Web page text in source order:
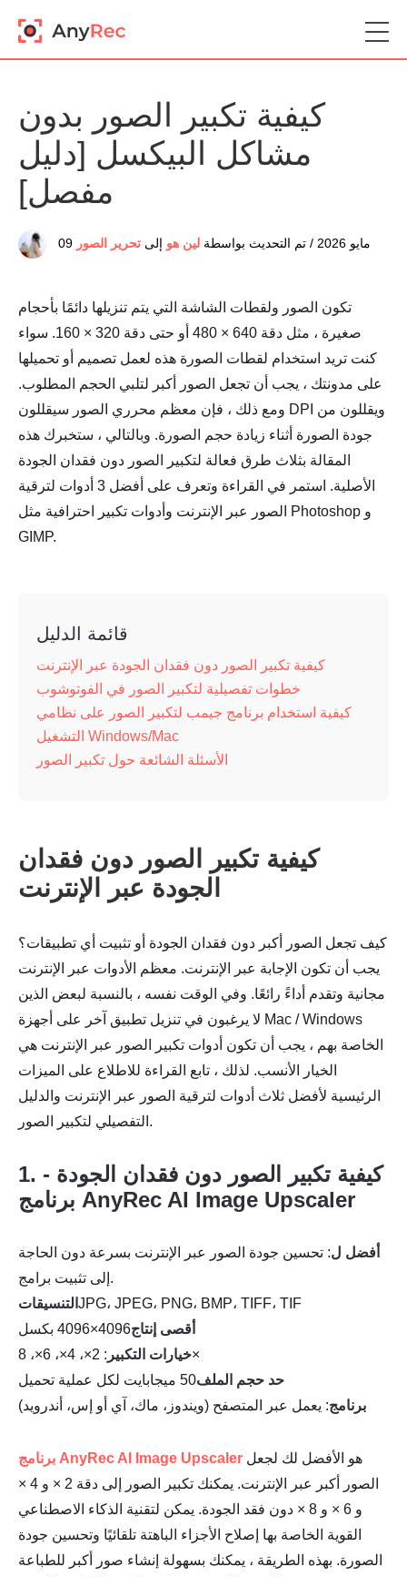
كيفية تكبير الصور بدون
مشاكل البيكسل [دليل
مفصل]
09 مايو 2026 / تم التحديث بواسطة لين هو إلى تحرير الصور
تكون الصور ولقطات الشاشة التي يتم تنزيلها دائمًا بأحجام
صغيرة ، مثل دقة 640 × 480 أو حتى دقة 320 × 160. سواء
كنت تريد استخدام لقطات الصورة هذه لعمل تصميم أو تحميلها
على مدونتك ، يجب أن تجعل الصور أكبر لتلبي الحجم المطلوب.
ومع ذلك ، فإن معظم محرري الصور سيقللون DPI ويقللون من
جودة الصورة أثناء زيادة حجم الصورة. وبالتالي ، ستخبرك هذه
المقالة بثلاث طرق فعالة لتكبير الصور دون فقدان الجودة
الأصلية. استمر في القراءة وتعرف على أفضل 3 أدوات لترقية
الصور عبر الإنترنت وأدوات تكبير احترافية مثل Photoshop و
GIMP.
قائمة الدليل
كيفية تكبير الصور دون فقدان الجودة عبر الإنترنت
خطوات تفصيلية لتكبير الصور في الفوتوشوب
كيفية استخدام برنامج جيمب لتكبير الصور على نظامي
التشغيل Windows/Mac
الأسئلة الشائعة حول تكبير الصور
كيفية تكبير الصور دون فقدان
الجودة عبر الإنترنت
كيف تجعل الصور أكبر دون فقدان الجودة أو تثبيت أي تطبيقات؟
يجب أن تكون الإجابة عبر الإنترنت. معظم الأدوات عبر الإنترنت
مجانية وتقدم أداءً رائعًا. وفي الوقت نفسه ، بالنسبة لبعض الذين
لا يرغبون في تنزيل تطبيق آخر على أجهزة Mac / Windows
الخاصة بهم ، يجب أن تكون أدوات تكبير الصور عبر الإنترنت هي
الخيار الأنسب. لذلك ، تابع القراءة للاطلاع على الميزات
الرئيسية لأفضل ثلاث أدوات لترقية الصور عبر الإنترنت والدليل
التفصيلي لتكبير الصور.
1. كيفية تكبير الصور دون فقدان الجودة -
برنامج AnyRec AI Image Upscaler
أفضل ل: تحسين جودة الصور عبر الإنترنت بسرعة دون الحاجة
إلى تثبيت برامج.
التنسيقات JPG، JPEG، PNG، BMP، TIFF، TIF
أقصى إنتاج4096×4096 بكسل
خيارات التكبير: 2×، 4×، 6×، 8×
حد حجم الملف50 ميجابايت لكل عملية تحميل
برنامج: يعمل عبر المتصفح (ويندوز، ماك، آي أو إس، أندرويد)
برنامج AnyRec AI Image Upscaler
الصور أكبر عبر الإنترنت. يمكنك تكبير الصور إلى دقة 2 × و 4 ×
و 6 × و 8 × دون فقد الجودة. يمكن لتقنية الذكاء الاصطناعي
القوية الخاصة بها إصلاح الأجزاء الباهتة تلقائيًا وتحسين جودة
الصورة. بهذه الطريقة ، يمكنك بسهولة إنشاء صور أكبر للطباعة